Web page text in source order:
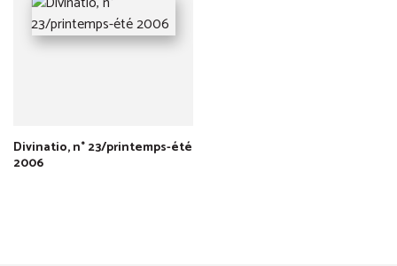
Divinatio, n° 23/printemps-été
2006